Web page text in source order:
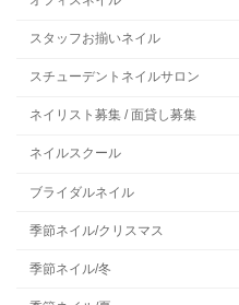
スタッフお揃いネイル
スチューデントネイルサロン
ネイリスト募集 / 面貸し募集
ネイルスクール
ブライダルネイル
季節ネイル/クリスマス
季節ネイル/冬